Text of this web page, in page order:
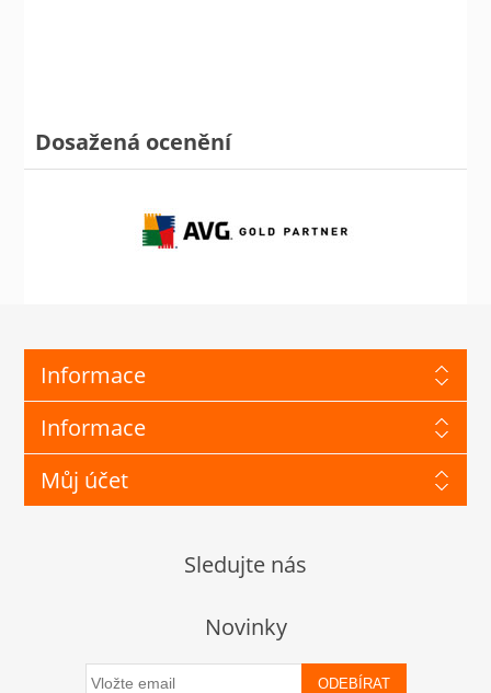
Dosažená ocenění
Informace
Informace
Můj účet
Sledujte nás
Novinky
ODEBÍRAT